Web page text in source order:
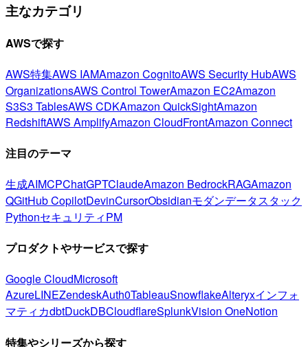
主なカテゴリ
AWSで探す
AWS特集AWS IAMAmazon CognitoAWS Security HubAWS
OrganizationsAWS Control TowerAmazon EC2Amazon
S3S3 TablesAWS CDKAmazon QuickSightAmazon
RedshiftAWS AmplifyAmazon CloudFrontAmazon Connect
注目のテーマ
生成AIMCPChatGPTClaudeAmazon BedrockRAGAmazon
QGitHub CopilotDevinCursorObsidianモダンデータスタック
PythonセキュリティPM
プロダクトやサービスで探す
Google CloudMicrosoft
AzureLINEZendeskAuth0TableauSnowflakeAlteryxインフォ
マティカdbtDuckDBCloudflareSplunkVision OneNotion
特集やシリーズから探す